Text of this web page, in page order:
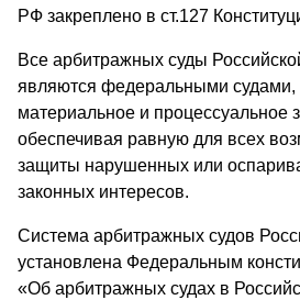
РФ закреплено в ст.127
Все арбитражных суды
являются федеральными
материальное и процессуальное
обеспечивая равную для всех
защиты нарушенных или
законных интересов.
Система арбитражных судов
установлена Федеральным
«Об арбитражных судах в